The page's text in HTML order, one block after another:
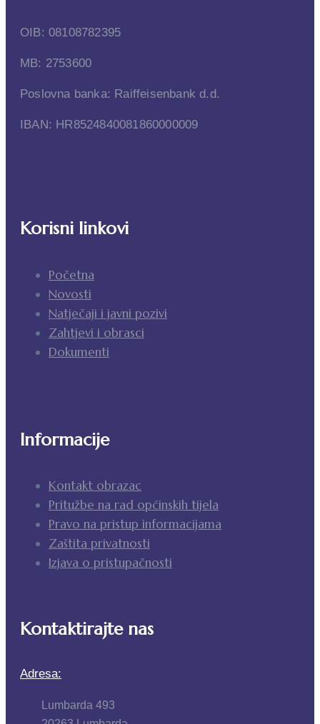
OIB: 08108782395
MB: 2753600
Poslovna banka: Raiffeisenbank d.d.
IBAN: HR8524840081860000009
Korisni linkovi
Početna
Novosti
Natječaji i javni pozivi
Zahtjevi i obrasci
Dokumenti
Informacije
Kontakt obrazac
Pritužbe na rad općinskih tijela
Pravo na pristup informacijama
Zaštita privatnosti
Izjava o pristupačnosti
Kontaktirajte nas
Adresa:
Lumbarda 493